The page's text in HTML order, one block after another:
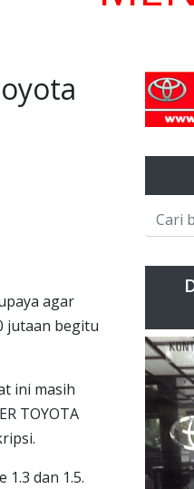
agar
jutaan begitu
ini masih
TOYOTA
dan 1.5.